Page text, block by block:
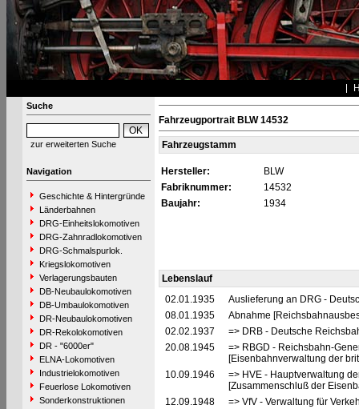
Suche
zur erweiterten Suche
Navigation
Geschichte & Hintergründe
Länderbahnen
DRG-Einheitslokomotiven
DRG-Zahnradlokomotiven
DRG-Schmalspurlok.
Kriegslokomotiven
Verlagerungsbauten
DB-Neubaulokomotiven
DB-Umbaulokomotiven
DR-Neubaulokomotiven
DR-Rekolokomotiven
DR - "6000er"
ELNA-Lokomotiven
Industrielokomotiven
Feuerlose Lokomotiven
Sonderkonstruktionen
Fahrzeugportrait BLW 14532
Fahrzeugstamm
Hersteller:
BLW
Fabriknummer:
14532
Baujahr:
1934
Lebenslauf
02.01.1935
Auslieferung an DRG -
08.01.1935
Abnahme
02.02.1937
=> DRB - Deutsche
20.08.1945
=> RBGD - Reichsbahn-
[Eisenbahnverwaltung der
10.09.1946
=> HVE - Hauptverwaltung
[Zusammenschluß der
12.09.1948
=> VfV - Verwaltung für